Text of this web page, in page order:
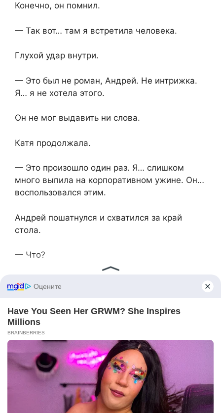
Конечно, он помнил.
— Так вот… там я встретила человека.
Глухой удар внутри.
— Это был не роман, Андрей. Не интрижка.
Я… я не хотела этого.
Он не мог выдавить ни слова.
Катя продолжала.
— Это произошло один раз. Я… слишком
много выпила на корпоративном ужине. Он…
воспользовался этим.
Андрей пошатнулся и схватился за край
стола.
— Что?
насилием. Я не сказала «нет». Но я ничего не
помню.
Он застыл.
— Когда ты узнала?
— Через месяц после этого. — Катя провела